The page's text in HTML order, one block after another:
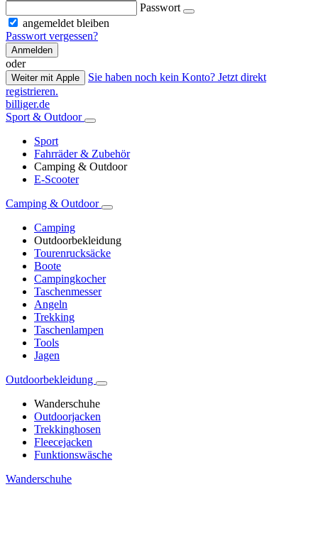
Passwort
angemeldet bleiben
Passwort vergessen?
Anmelden
oder
Weiter mit Apple
Sie haben noch kein Konto? Jetzt direkt
registrieren.
billiger.de
Sport & Outdoor
Sport
Fahrräder & Zubehör
Camping & Outdoor
E-Scooter
Camping & Outdoor
Camping
Outdoorbekleidung
Tourenrucksäcke
Boote
Campingkocher
Taschenmesser
Angeln
Trekking
Taschenlampen
Tools
Jagen
Outdoorbekleidung
Wanderschuhe
Outdoorjacken
Trekkinghosen
Fleecejacken
Funktionswäsche
Wanderschuhe